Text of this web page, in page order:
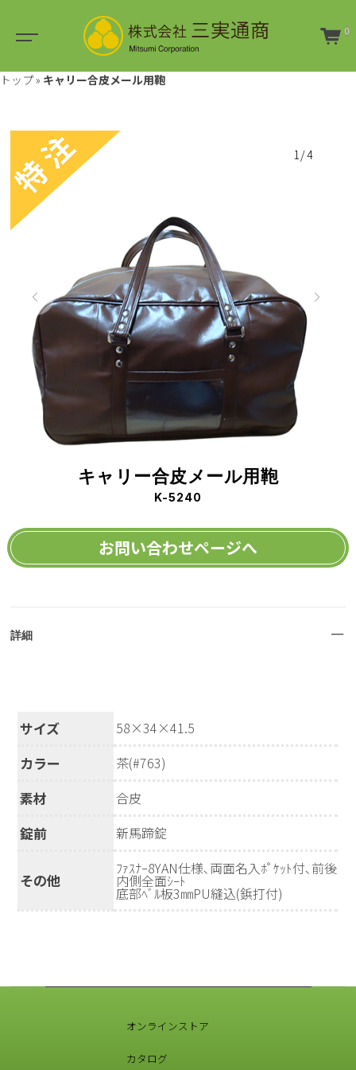
0
トップ» キャリー合皮メール用鞄
1/4
キャリー合皮メール用鞄
K-5240
お問い合わせページへ
詳細
サイズ 58×34×41.5
カラー 茶(#763)
素材 合皮
錠前 新馬蹄錠
その他
ﾌｧｽﾅｰ8YAN仕様､両面名入ﾎﾟｹｯﾄ付､前後
内側全面ｼｰﾄ
底部ﾍﾞﾙ板3㎜PU縫込(鋲打付)
オンラインストア
カタログ